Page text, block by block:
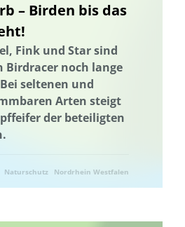
– Birden bis das
Fink und Star sind
Birdracer noch lange
seltenen und
Arten steigt
der beteiligten
Naturschutz Nordrhein Westfalen